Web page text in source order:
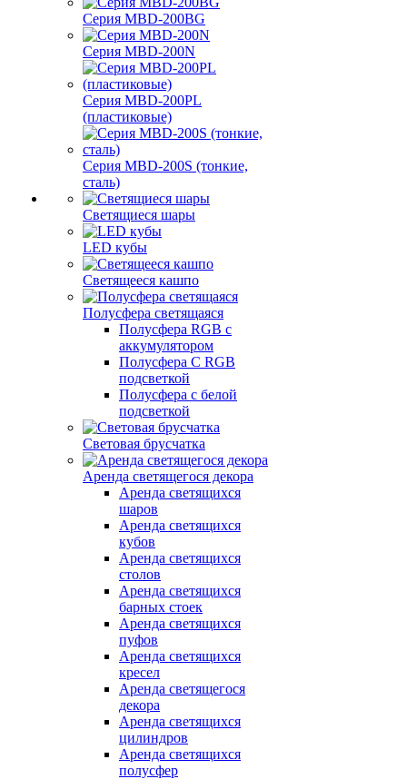
Серия MBD-200BG
Серия MBD-200N
Серия MBD-200PL
(пластиковые)
Серия MBD-200S (тонкие,
сталь)
Светящиеся шары
LED кубы
Светящееся кашпо
Полусфера светящаяся
Полусфера RGB с
аккумулятором
Полусфера С RGB
подсветкой
Полусфера с белой
подсветкой
Световая брусчатка
Аренда светящегося декора
Аренда светящихся
шаров
Аренда светящихся
кубов
Аренда светящихся
столов
Аренда светящихся
барных стоек
Аренда светящихся
пуфов
Аренда светящихся
кресел
Аренда светящегося
декора
Аренда светящихся
цилиндров
Аренда светящихся
полусфер